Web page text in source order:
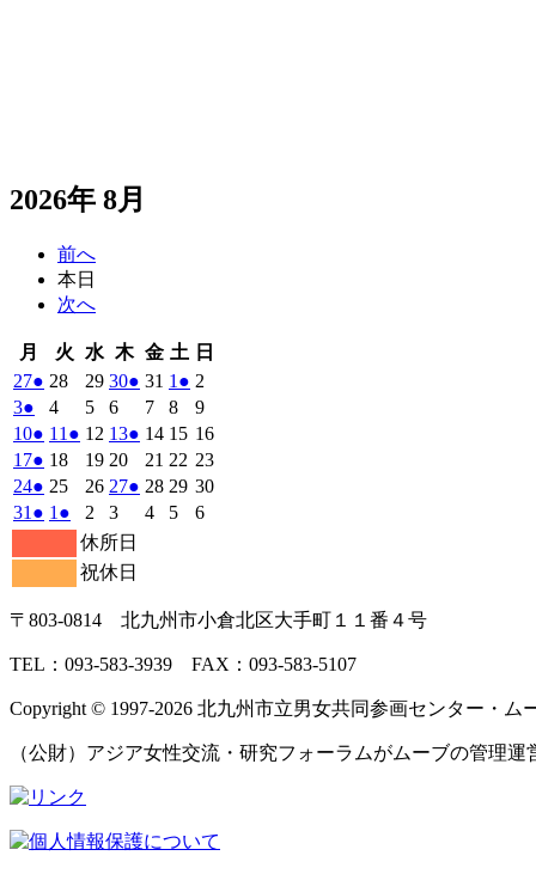
2026年 8月
前へ
本日
次へ
月
曜
日
火 火
曜
日
水 水
曜
日
木木
曜
日
金金
曜
日
土 土
曜
日
日
272026
年
7
月
27
日
● (1
件
の
イ
ベ
ン
ト)
282026
7
月
日
292026
年
7
月
29
日
302026
7
月
30
日
● (1
件
の
イ
ベ
ン
31 2026
年
7
月
31
日
1 2026
年
8
月
1
日
● (1
件
の
イ
ベ
ン
2
年
8
月
2
日
32026
年
8
月
3
日
●
件
の
イ
ベ
ン
ト)
42026
年
8
月
4
日
52026
年
8
月
5
日
62026
年
8
月
6
日
72026
年
8
月
7
日
82026
年
8
月
8
日
92026
年
8
月
9
日
102026
年
8
月
10
● (1
件
の
イ
ベ
ン
11 2026
11
日
● (1
件
の
イ
ベ
ン
ト)
12 2026
年
8
月
12
日
132026
年
8
月
日
● (1
件
の
イ
142026
年
8
月
14
152026
年
8
月
15
162026
8
172026
年
8
月
● (1
件
の
イ
ベ
182026
月
18
日
192026
年
8
19
日
202026
年
20
日
21 2026
年
8
22 2026
年
232026
年
242026
年
8
月
● (1
件
の
イ
ベ
ト)
252026
年
8
月
25
262026
年
8
月
26
272026
8
月
27
● (1
件
ン
ト)
282026
年
292026
年
302026
31 2026
年
8
日
● (1
件
の
イ
ベ
ト)
1 2026
年
9
日
●
件
の
イ
ベ
ト)
2 2026
年
9
月
日
32026
年
9
月
日
42026
日
52026
日
62026
日
休所日
祝休日
〒803‐0814 北九州市小倉北区大手町１１番４号
TEL：093‐583‐3939 FAX：093‐583‐5107
Copyright © 1997‐2026 北九州市立男女共同参画センター・ム
（公財）アジア女性交流・研究フォーラムがムーブの管理運